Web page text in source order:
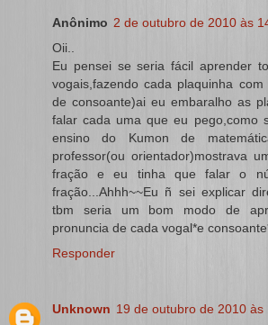
Anônimo 2 de outubro de 2010 às
Oii..
Eu pensei se seria fácil aprender
vogais,fazendo cada plaquinha
de consoante)ai eu embaralho as
falar cada uma que eu pego,como
ensino do Kumon de
professor(ou orientador)mostrava
fração e eu tinha que falar o
fração...Ahhh~~Eu ñ sei explicar
tbm seria um bom modo de
pronuncia de cada vogal*e
Responder
Unknown 19 de outubro de 2010 às